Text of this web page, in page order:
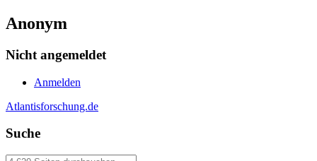
Anonym
Nicht angemeldet
Anmelden
Atlantisforschung.de
Suche